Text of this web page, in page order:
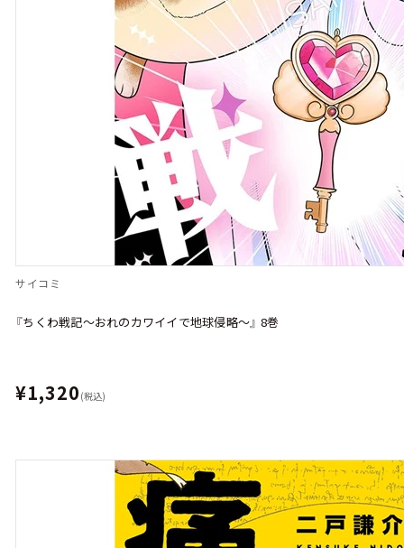
サイコミ
『ちくわ戦記～おれのカワイイで地球侵略～』 8巻
¥1,320 (税込)